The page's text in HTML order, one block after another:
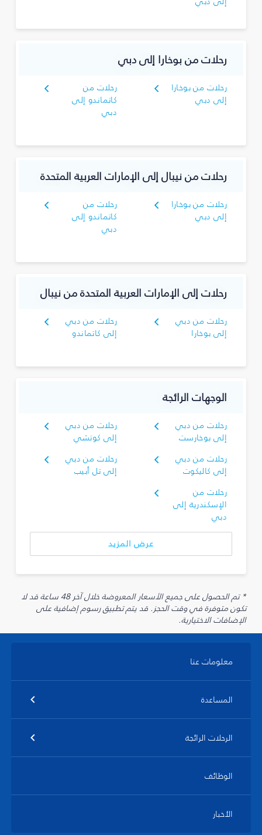
رحلات من بوخارا إلى دبي
رحلات من بوخارا
إلى دبي
رحلات من
كاتماندو إلى
دبي
رحلات من نيبال إلى الإمارات العربية المتحدة
رحلات من بوخارا
إلى دبي
رحلات من
كاتماندو إلى
دبي
رحلات إلى الإمارات العربية المتحدة من نيبال
رحلات من دبي
إلى بوخارا
رحلات من دبي
إلى كاتماندو
الوجهات الرائجة
رحلات من دبي
إلى بوخارست
رحلات من دبي
إلى كوتشي
رحلات من دبي
إلى كاليكوت
رحلات من دبي
إلى تل أبيب
رحلات من
الإسكندرية إلى
دبي
عرض المزيد
* تم الحصول على جميع الأسعار المعروضة خلال آخر 48 ساعة قد لا
تكون متوفرة في وقت الحجز. قد يتم تطبيق رسوم إضافية على
الإضافات الاختيارية.
معلومات عنا
المساعدة
الرحلات الرائجة
الوظائف
الأخبار